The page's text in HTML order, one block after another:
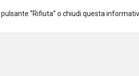
“Rifiuta” o chiudi questa